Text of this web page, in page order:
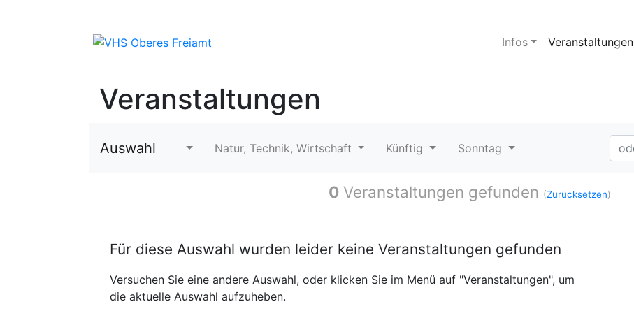
Infos Veranstaltungen
Veranstaltungen
Auswahl Natur, Technik, Wirtschaft Künftig Sonntag
0 Veranstaltungen gefunden (Zurücksetzen)
Für diese Auswahl wurden leider keine Veranstaltungen gefunden
Versuchen Sie eine andere Auswahl, oder klicken Sie im Menü auf "Veranstaltungen", um
die aktuelle Auswahl aufzuheben.